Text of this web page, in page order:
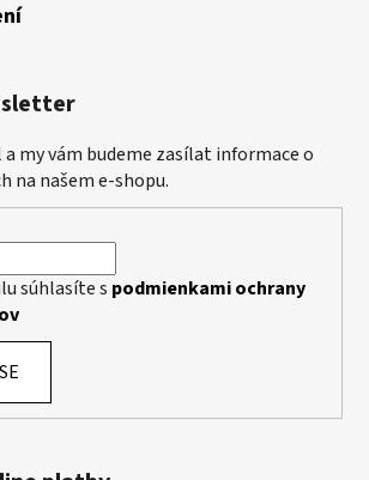
my vám budeme zasílat informace o
na našem e-shopu.
súhlasíte s podmienkami ochrany